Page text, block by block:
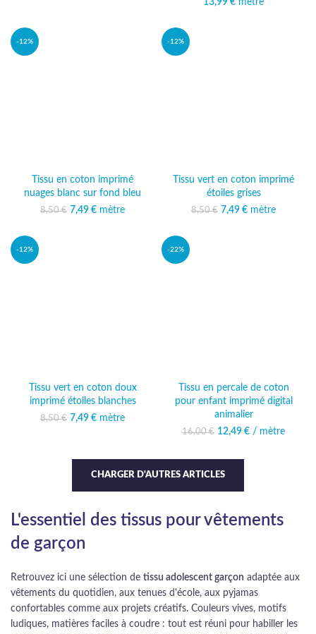
13,99 € mètre
-12%
Tissu en coton imprimé
nuages blanc sur fond bleu
8,50€ Le prix initial était :
7,49 € Le prix actuel
mètre
-12%
Tissu vert en coton imprimé
étoiles grises
8,50€ Le prix initial était :
7,49 € Le prix actuel
mètre
-12%
Tissu vert en coton doux
imprimé étoiles blanches
8,50€ Le prix initial était :
7,49 € Le prix actuel
mètre
-22%
Tissu en percale de coton
pour enfant imprimé digital
animalier
16,00€
Le prix initial était :
12,49 €
Le prix
/ mètre
CHARGER D'AUTRES ARTICLES
L'essentiel des tissus pour vêtements
de garçon
Retrouvez ici une sélection de tissu adolescent garçon adaptée aux
vêtements du quotidien, aux tenues d'école, aux pyjamas
confortables comme aux projets créatifs. Couleurs vives, motifs
ludiques, matières faciles à coudre : tout est réuni pour habiller les